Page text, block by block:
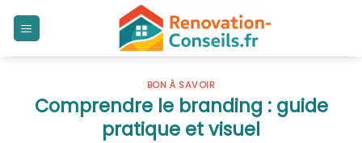
BON À SAVOIR
Comprendre le branding : guide
pratique et visuel